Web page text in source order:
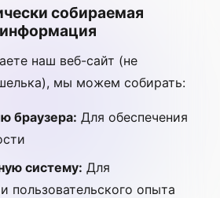
собираемая
наш веб-сайт (не
мы можем собирать:
браузера: Для обеспечения
систему: Для
пользовательского опыта